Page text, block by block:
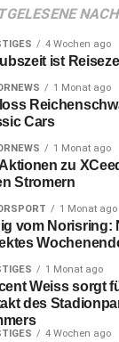
4 Wochen ago
ist
1 Monat ago
Cars
1 Monat ago
zu
Stromern
1 Monat ago
vom Norisring:
1 Monat ago
Weiss sorgt
des
4 Wochen ago